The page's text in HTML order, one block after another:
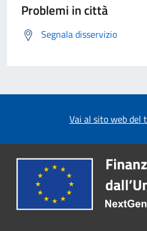
Problemi in città
Segnala disservizio
Vai al sito web del